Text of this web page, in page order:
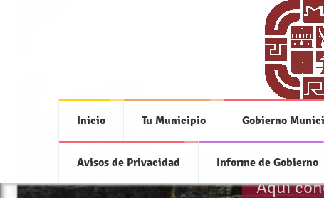
Inicio Tu Municipio Gobierno
Avisos de Privacidad Informe de Gobierno
Aquí